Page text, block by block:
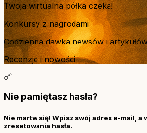
Twoja wirtualna półka czeka!
Konkursy z nagrodami
Codzienna dawka newsów i artykułów
Recenzje i nowości
Nie pamiętasz hasła?
Nie martw się! Wpisz swój adres e-mail, a
zresetowania hasła.